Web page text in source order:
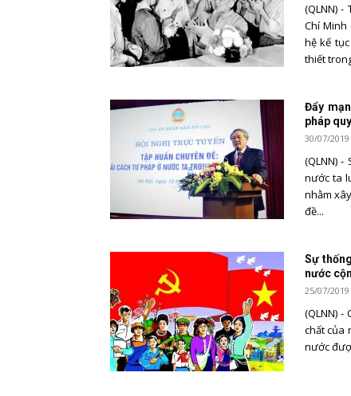
(QLNN)
Chí
hệ kế
thiết
Đẩy
pháp
30/07/2019
(QLNN)
nước ta
nhằm
đề...
Sự
nước
25/07/2019
(QLNN)
chất của
nước